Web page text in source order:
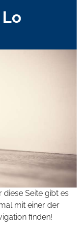
Seite gibt es
mit einer der
finden!